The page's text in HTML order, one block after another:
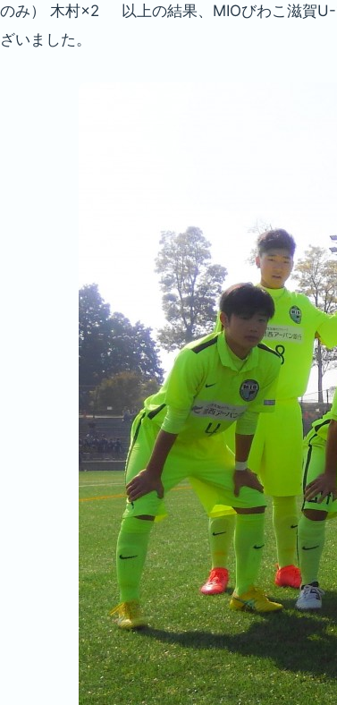
のみ） 木村×2 以上の結果、MIOびわこ滋賀U-
ざいました。